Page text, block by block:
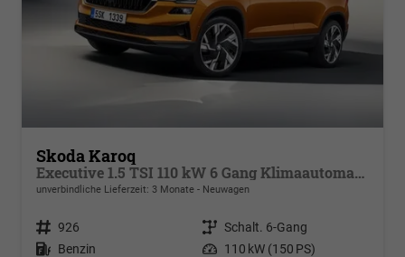
Skoda Karoq
Executive 1.5 TSI 110 kW 6 Gang Klimaautomatik, Metallfarbe, ACC ,PDC v+h, LED, Smart Link, Rückkamera, Sun Set, Reserverad, 4 Jahre Garantie
unverbindliche Lieferzeit: 3 Monate Neuwagen
Fahrzeugnr. 926 Getriebe Schalt. 6-Gang
Kraftstoff Benzin Leistung 110 kW (150 PS)